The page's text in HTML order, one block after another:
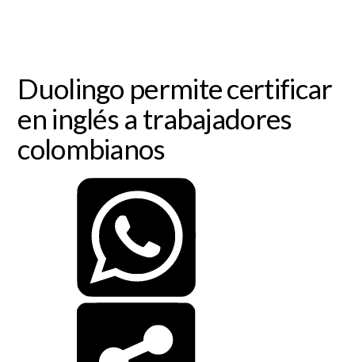
Duolingo permite certificar
en inglés a trabajadores
colombianos